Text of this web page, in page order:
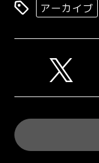
アーカイブ